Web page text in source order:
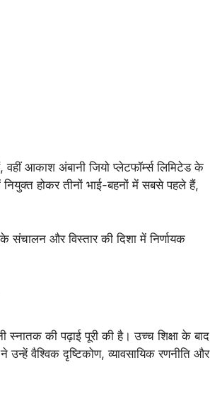
वहीं आकाश अंबानी जियो प्लेटफॉर्म्स लिमिटेड के
होकर तीनों भाई-बहनों में सबसे पहले हैं,
संचालन और विस्तार की दिशा में निर्णायक
की पढ़ाई पूरी की है। उच्च शिक्षा के बाद
उन्हें वैश्विक दृष्टिकोण, व्यावसायिक रणनीति और